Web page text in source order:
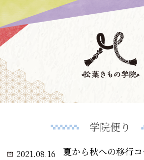
学院便り
2021.08.16
夏から秋への移行